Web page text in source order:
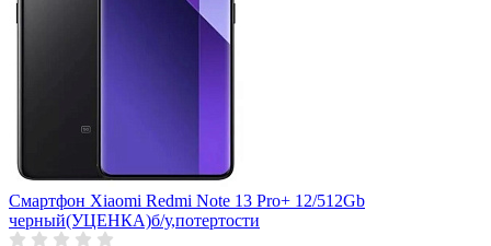
Смартфон Xiaomi Redmi Note 13 Pro+ 12/512Gb
черный(УЦЕНКА)б/у,потертости